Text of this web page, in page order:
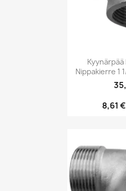

Nippakierre 1
8,61 €